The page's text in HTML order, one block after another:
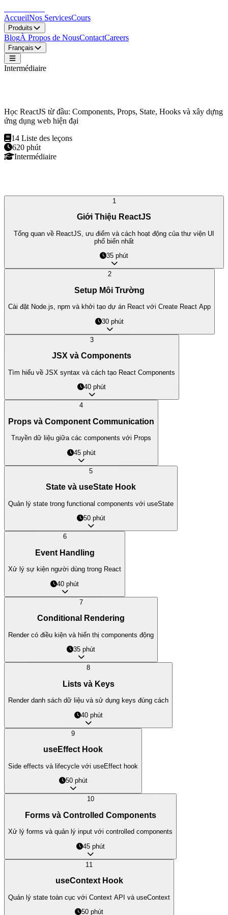
AccueilNos ServicesCours
Produits
BlogÀ Propos de NousContactCareers
Français
Intermédiaire
Học ReactJS từ đầu: Components, Props, State, Hooks và xây dựng
ứng dụng web hiện đại
14 Liste des leçons
620 phút
Intermédiaire
1
Giới Thiệu ReactJS
Tổng quan về ReactJS, ưu điểm và cách hoạt động của thư viện UI
phổ biến nhất
35 phút
2
Setup Môi Trường
Cài đặt Node.js, npm và khởi tạo dự án React với Create React App
30 phút
3
JSX và Components
Tìm hiểu về JSX syntax và cách tạo React Components
40 phút
4
Props và Component Communication
Truyền dữ liệu giữa các components với Props
45 phút
5
State và useState Hook
Quản lý state trong functional components với useState
50 phút
6
Event Handling
Xử lý sự kiện người dùng trong React
40 phút
7
Conditional Rendering
Render có điều kiện và hiển thị components động
35 phút
8
Lists và Keys
Render danh sách dữ liệu và sử dụng keys đúng cách
40 phút
9
useEffect Hook
Side effects và lifecycle với useEffect hook
50 phút
10
Forms và Controlled Components
Xử lý forms và quản lý input với controlled components
45 phút
11
useContext Hook
Quản lý state toàn cục với Context API và useContext
50 phút